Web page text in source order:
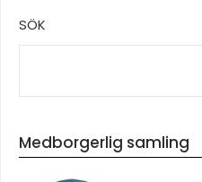
SÖK
Medborgerlig samling